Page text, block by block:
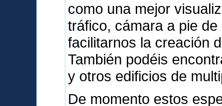
como una mejor
tráfico, cámara a pie
facilitarnos la creación
También podéis
y otros edificios de
De momento estos